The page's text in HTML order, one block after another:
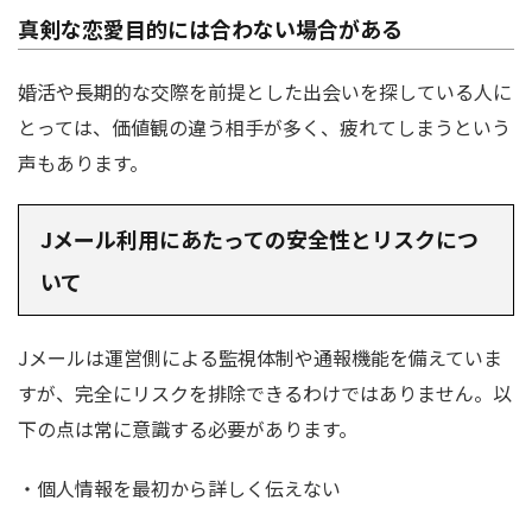
真剣な恋愛目的には合わない場合がある
婚活や長期的な交際を前提とした出会いを探している人に
とっては、価値観の違う相手が多く、疲れてしまうという
声もあります。
Jメール利用にあたっての安全性とリスクにつ
いて
Jメールは運営側による監視体制や通報機能を備えていま
すが、完全にリスクを排除できるわけではありません。以
下の点は常に意識する必要があります。
・個人情報を最初から詳しく伝えない